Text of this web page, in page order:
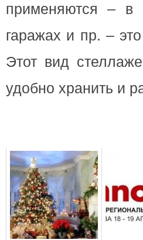
применяются – в
гаражах и пр. –
Этот вид
удобно хранить и